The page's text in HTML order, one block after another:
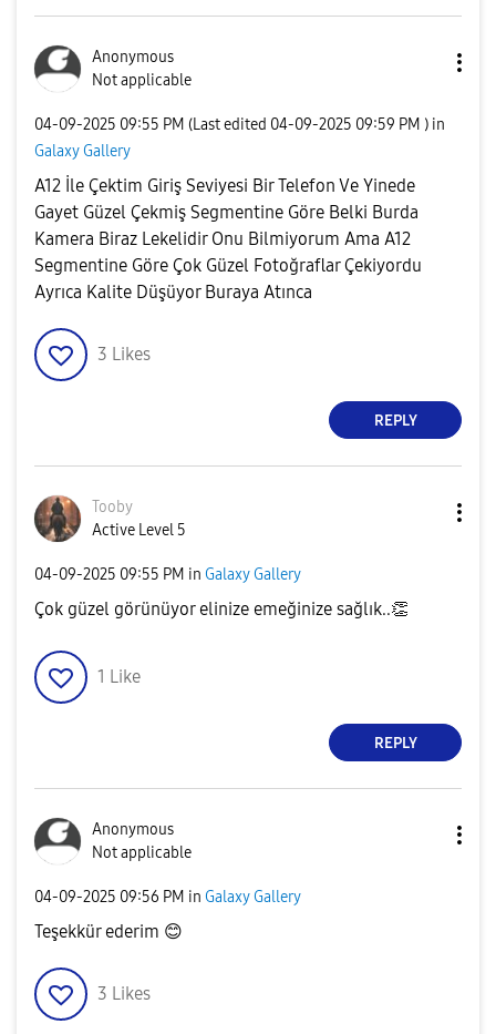
Anonymous
Not applicable
‎04-09-2025 09:55 PM (Last edited ‎04-09-2025 09:59 PM ) in
Galaxy Gallery
A12 İle Çektim Giriş Seviyesi Bir Telefon Ve Yinede
Gayet Güzel Çekmiş Segmentine Göre Belki Burda
Kamera Biraz Lekelidir Onu Bilmiyorum Ama A12
Segmentine Göre Çok Güzel Fotoğraflar Çekiyordu
Ayrıca Kalite Düşüyor Buraya Atınca
3 Likes
REPLY
Tooby
Active Level 5
‎04-09-2025 09:55 PM in Galaxy Gallery
Çok güzel görünüyor elinize emeğinize sağlık..👏
1 Like
REPLY
Anonymous
Not applicable
‎04-09-2025 09:56 PM in Galaxy Gallery
Teşekkür ederim 😊
3 Likes